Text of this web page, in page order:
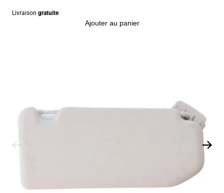
Livraison gratuite
Ajouter au panier